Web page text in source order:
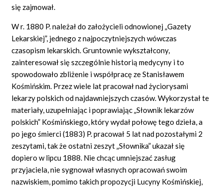
się zajmował.
W r. 1880 P. należał do założycieli odnowionej „Gazety
Lekarskiej”, jednego z najpoczytniejszych wówczas
czasopism lekarskich. Gruntownie wykształcony,
zainteresował się szczególnie historią medycyny i to
spowodowało zbliżenie i współpracę ze Stanisławem
Kośmińskim. Przez wiele lat pracował nad życiorysami
lekarzy polskich od najdawniejszych czasów. Wykorzystał te
materiały, uzupełniając i poprawiając „Słownik lekarzów
polskich” Kośmińskiego, który wydał połowę tego dzieła, a
po jego śmierci (1883) P. pracował 5 lat nad pozostałymi 2
zeszytami, tak że ostatni zeszyt „Słownika” ukazał się
dopiero w lipcu 1888. Nie chcąc umniejszać zasług
przyjaciela, nie sygnował własnych opracowań swoim
nazwiskiem, pomimo takich propozycji Lucyny Kośmińskiej,